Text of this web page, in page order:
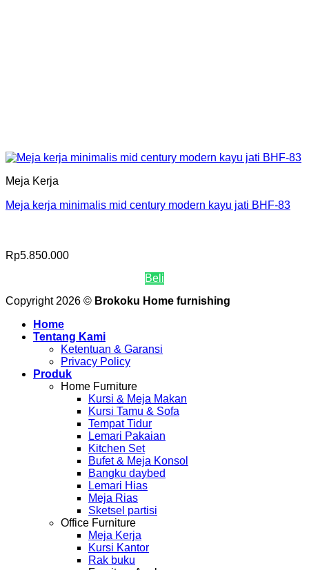
Meja Kerja
Meja kerja minimalis mid century modern kayu jati BHF-83
Rp5.850.000
Beli
Copyright 2026 © Brokoku Home furnishing
Home
Tentang Kami
Ketentuan & Garansi
Privacy Policy
Produk
Home Furniture
Kursi & Meja Makan
Kursi Tamu & Sofa
Tempat Tidur
Lemari Pakaian
Kitchen Set
Bufet & Meja Konsol
Bangku daybed
Lemari Hias
Meja Rias
Sketsel partisi
Office Furniture
Meja Kerja
Kursi Kantor
Rak buku